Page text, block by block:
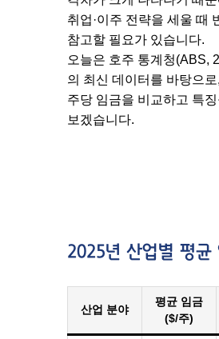
취업·이주 전략을 세울 때
참고할 필요가 있습니다.
오늘은 호주 통계청(ABS,
의 최신 데이터를 바탕으
주당 임금을 비교하고 특
보겠습니다.
2025년 산업별 평균
산업 분야
평균 임금
($/주)